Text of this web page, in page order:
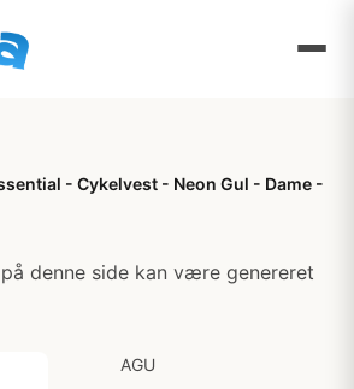
- Cykelvest - Neon Gul - Dame -
denne side kan være genereret
AGU